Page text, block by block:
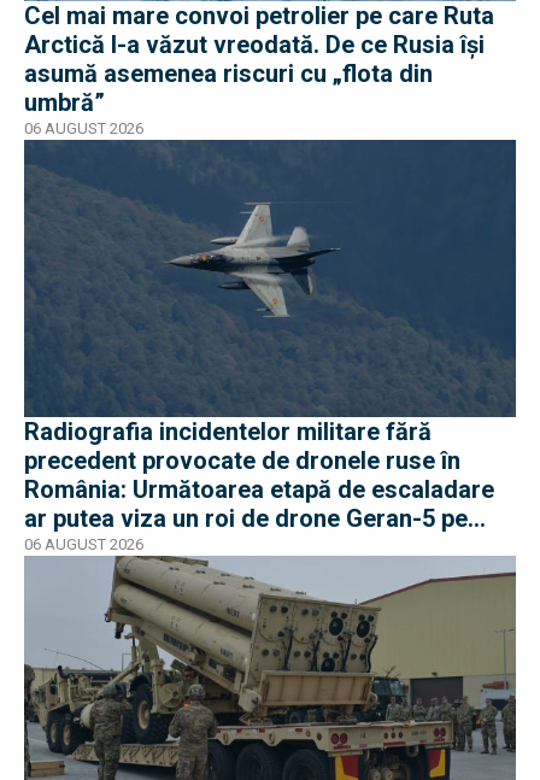
Cel mai mare convoi petrolier pe care Ruta
Arctică l-a văzut vreodată. De ce Rusia își
asumă asemenea riscuri cu „flota din
umbră”
06 AUGUST 2026
Radiografia incidentelor militare fără
precedent provocate de dronele ruse în
România: Următoarea etapă de escaladare
ar putea viza un roi de drone Geran-5 pe
direcția Galați-Reni
06 AUGUST 2026